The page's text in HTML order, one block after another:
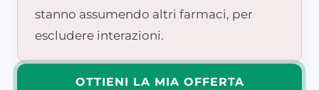
stanno assumendo altri farmaci, per
escludere interazioni.
OTTIENI LA MIA OFFERTA